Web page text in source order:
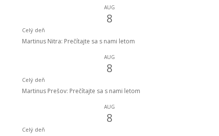
AUG
8
Celý deň
Martinus Nitra: Prečítajte sa s nami letom
AUG
8
Celý deň
Martinus Prešov: Prečítajte sa s nami letom
AUG
8
Celý deň